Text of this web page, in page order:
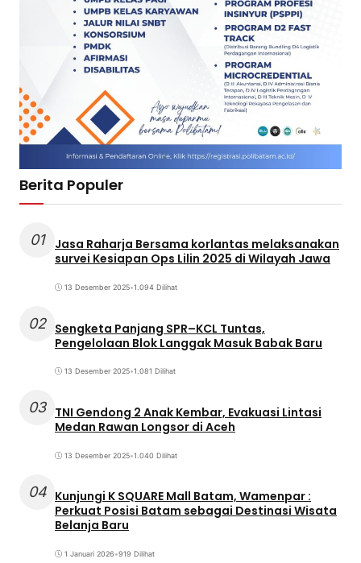
Berita Populer
01
Jasa Raharja Bersama korlantas melaksanakan
survei Kesiapan Ops Lilin 2025 di Wilayah Jawa
13 Desember 2025•1.094 Dilihat
02 Sengketa Panjang SPR–KCL Tuntas,
Pengelolaan Blok Langgak Masuk Babak Baru
13 Desember 2025•1.081 Dilihat
03 TNI Gendong 2 Anak Kembar, Evakuasi Lintasi
Medan Rawan Longsor di Aceh
13 Desember 2025•1.040 Dilihat
04 Kunjungi K SQUARE Mall Batam, Wamenpar :
Perkuat Posisi Batam sebagai Destinasi Wisata
Belanja Baru
1 Januari 2026•919 Dilihat